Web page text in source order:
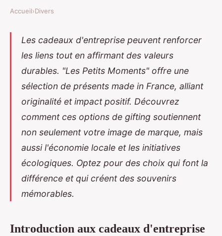
Accueil›Divers
Les cadeaux d'entreprise peuvent renforcer
les liens tout en affirmant des valeurs
durables. "Les Petits Moments" offre une
sélection de présents made in France, alliant
originalité et impact positif. Découvrez
comment ces options de gifting soutiennent
non seulement votre image de marque, mais
aussi l'économie locale et les initiatives
écologiques. Optez pour des choix qui font la
différence et qui créent des souvenirs
mémorables.
Introduction aux cadeaux d'entreprise